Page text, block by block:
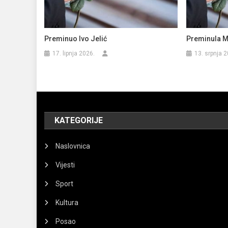
Preminuo Ivo Jelić
17. lipnja 2026.
Preminula
13. srpnja
KATEGORIJE
Naslovnica
Vijesti
Sport
Kultura
Posao